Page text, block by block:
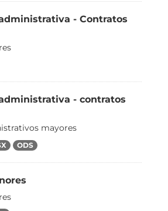
- Contratos
- contratos
mayores
ODS